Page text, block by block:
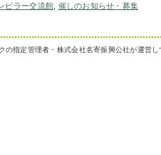
ピラー交流館 催しのお知らせ・募集
の指定管理者・株式会社名寄振興公社が運営